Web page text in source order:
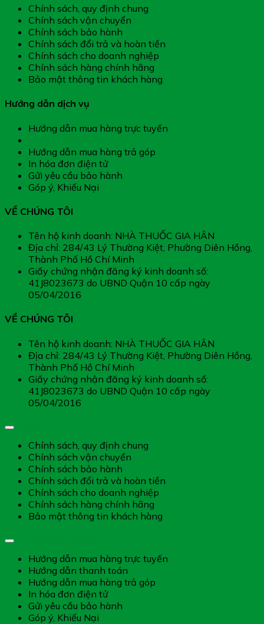
Chính sách, quy định chung
Chính sách vận chuyển
Chính sách bảo hành
Chính sách đổi trả và hoàn tiền
Chính sách cho doanh nghiệp
Chính sách hàng chính hãng
Bảo mật thông tin khách hàng
Hướng dẫn dịch vụ
Hướng dẫn mua hàng trực tuyến
Hướng dẫn mua hàng trả góp
In hóa đơn điện tử
Gửi yêu cầu bảo hành
Góp ý, Khiếu Nại
VỀ CHÚNG TÔI
Tên hộ kinh doanh: NHÀ THUỐC GIA HÂN
Địa chỉ: 284/43 Lý Thường Kiệt, Phường Diên Hồng,
Thành Phố Hồ Chí Minh
Giấy chứng nhận đăng ký kinh doanh số:
41J8023673 do UBND Quận 10 cấp ngày
05/04/2016
VỀ CHÚNG TÔI
Tên hộ kinh doanh: NHÀ THUỐC GIA HÂN
Địa chỉ: 284/43 Lý Thường Kiệt, Phường Diên Hồng,
Thành Phố Hồ Chí Minh
Giấy chứng nhận đăng ký kinh doanh số:
41J8023673 do UBND Quận 10 cấp ngày
05/04/2016
Chính sách, quy định chung
Chính sách vận chuyển
Chính sách bảo hành
Chính sách đổi trả và hoàn tiền
Chính sách cho doanh nghiệp
Chính sách hàng chính hãng
Bảo mật thông tin khách hàng
Hướng dẫn mua hàng trực tuyến
Hướng dẫn thanh toán
Hướng dẫn mua hàng trả góp
In hóa đơn điện tử
Gửi yêu cầu bảo hành
Góp ý, Khiếu Nại